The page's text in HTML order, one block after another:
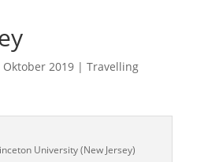
Oktober 2019| Travelling
University (New Jersey)